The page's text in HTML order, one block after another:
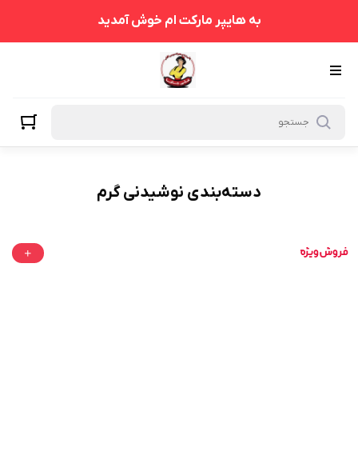
به هایپر مارکت ام خوش آمدید
دسته‌بندی نوشیدنی گرم